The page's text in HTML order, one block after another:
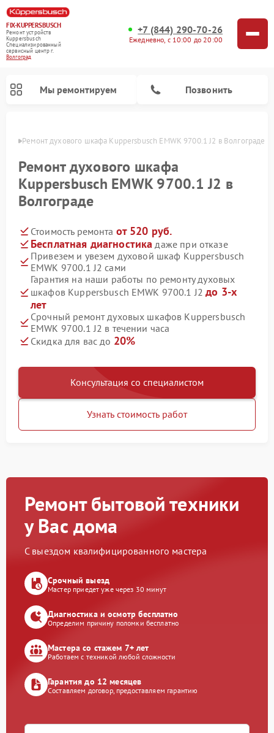
FIX-KUPPERSBUSCH
Ремонт устройств
Kuppersbusch
Специализированный
cервисный центр г.
Волгоград
+7 (844) 290-70-26
Ежедневно, с 10:00 до 20:00
Мы ремонтируем Позвонить
Ремонт духового шкафа Kuppersbusch EMWK 9700.1 J2 в Волгограде
Ремонт духового шкафа
Kuppersbusch EMWK 9700.1 J2 в
Волгограде
Стоимость ремонта от 520 руб.
Бесплатная диагностика даже при отказе
Привезем и увезем духовой шкаф Kuppersbusch
EMWK 9700.1 J2 сами
Гарантия на наши работы по ремонту духовых
шкафов Kuppersbusch EMWK 9700.1 J2до 3-х
лет
Срочный ремонт духовых шкафов Kuppersbusch
EMWK 9700.1 J2 в течении часа
Скидка для вас до 20%
Консультация со специалистом
Узнать стоимость работ
Ремонт бытовой техники
у Вас дома
С выездом квалифицированного мастера
Срочный выезд
Мастер приедет уже через 30 минут
Диагностика и осмотр бесплатно
Определим причину поломки бесплатно
Мастера со стажем 7+ лет
Работаем с техникой любой сложности
Гарантия до 12 месяцев
Составляем договор, предоставляем гарантию